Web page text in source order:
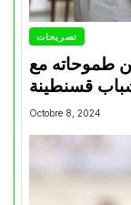
تصريحات
طموحاته مع
قسنطينة
Octobre 8, 2024